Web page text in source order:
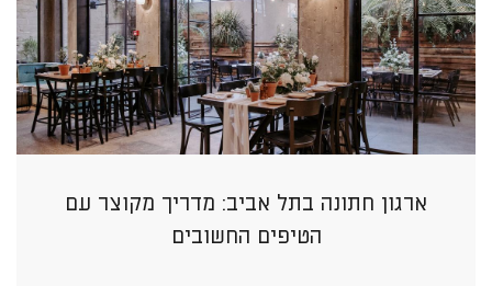
ארגון חתונה בתל אביב: מדריך מקוצר עם
הטיפים החשובים